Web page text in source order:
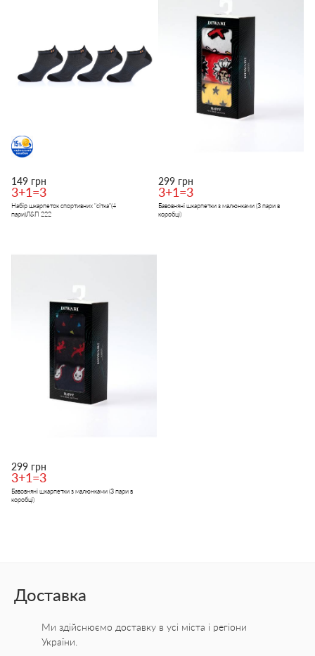
149 грн
3+1=3
Набір шкарпеток спортивних "сітка"(4
пари)Л&П 222
299 грн
3+1=3
Бавовняні шкарпетки з малюнками (3 пари в
коробці)
299 грн
3+1=3
Бавовняні шкарпетки з малюнками (3 пари в
коробці)
Доставка
Ми здійснюємо доставку в усі міста і регіони
України.